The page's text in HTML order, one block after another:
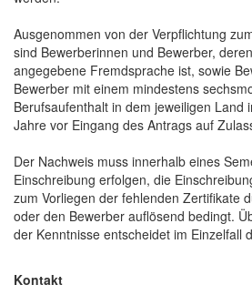
Ausgenommen von der Verpflichtung
sind Bewerberinnen und Bewerber,
angegebene Fremdsprache ist, sowie
Bewerber mit einem mindestens
Berufsaufenthalt in dem jeweiligen Land
Jahre vor Eingang des Antrags auf
Der Nachweis muss innerhalb eines
Einschreibung erfolgen, die
zum Vorliegen der fehlenden Zertifikate
oder den Bewerber auflösend bedingt.
der Kenntnisse entscheidet im Einzelfall
Kontakt